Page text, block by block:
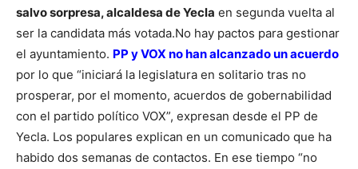
salvo sorpresa, alcaldesa de Yecla en segunda vuelta al
ser la candidata más votada.No hay pactos para gestionar
el ayuntamiento. PP y VOX no han alcanzado un acuerdo
por lo que “iniciará la legislatura en solitario tras no
prosperar, por el momento, acuerdos de gobernabilidad
con el partido político VOX”, expresan desde el PP de
Yecla. Los populares explican en un comunicado que ha
habido dos semanas de contactos. En ese tiempo “no